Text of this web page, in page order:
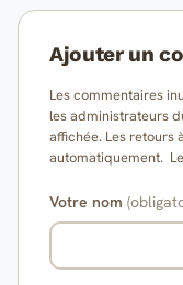
Ajouter un
Les commentaires
les administrateurs
affichée. Les retours
automatiquement.
Votre nom